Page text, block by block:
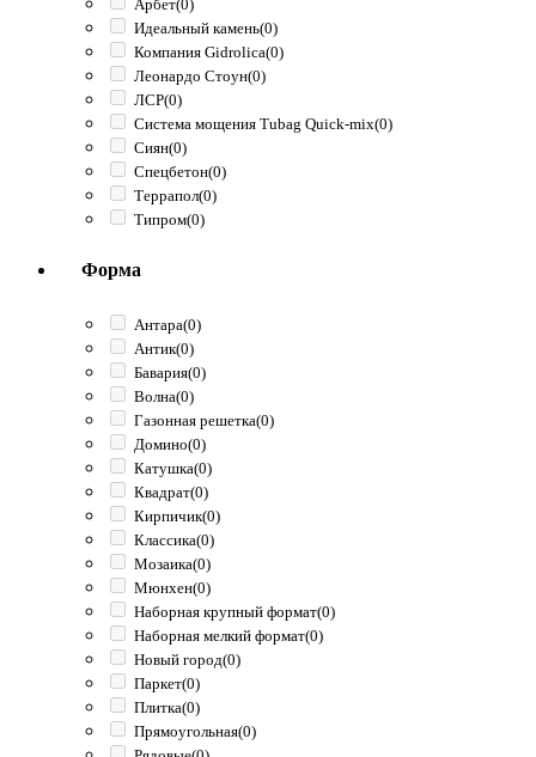
Арбет(0)
Идеальный камень(0)
Компания Gidrolica(0)
Леонардо Стоун(0)
ЛСР(0)
Система мощения Tubag Quick-mix(0)
Сиян(0)
Спецбетон(0)
Террапол(0)
Типром(0)
Форма
Антара(0)
Антик(0)
Бавария(0)
Волна(0)
Газонная решетка(0)
Домино(0)
Катушка(0)
Квадрат(0)
Кирпичик(0)
Классика(0)
Мозаика(0)
Мюнхен(0)
Наборная крупный формат(0)
Наборная мелкий формат(0)
Новый город(0)
Паркет(0)
Плитка(0)
Прямоугольная(0)